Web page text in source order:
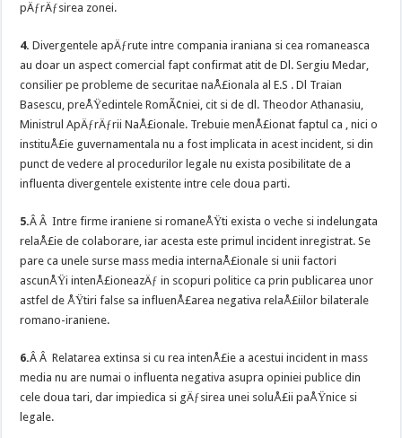
pÄƒrÄƒsirea zonei.
4. Divergentele apÄƒrute intre compania iraniana si cea romaneasca
au doar un aspect comercial fapt confirmat atit de Dl. Sergiu Medar,
consilier pe probleme de securitae naÅ£ionala al E.S . Dl Traian
Basescu, preÅŸedintele RomÃ¢niei, cit si de dl. Theodor Athanasiu,
Ministrul ApÄƒrÄƒrii NaÅ£ionale. Trebuie menÅ£ionat faptul ca , nici o
instituÅ£ie guvernamentala nu a fost implicata in acest incident, si din
punct de vedere al procedurilor legale nu exista posibilitate de a
influenta divergentele existente intre cele doua parti.
5.ÂÂIntre firme iraniene si romaneÅŸti exista o veche si indelungata
relaÅ£ie de colaborare, iar acesta este primul incident inregistrat. Se
pare ca unele surse mass media internaÅ£ionale si unii factori
ascunÅŸi intenÅ£ioneazÄƒ in scopuri politice ca prin publicarea unor
astfel de ÅŸtiri false sa influenÅ£area negativa relaÅ£iilor bilaterale
romano-iraniene.
6.ÂÂRelatarea extinsa si cu rea intenÅ£ie a acestui incident in mass
media nu are numai o influenta negativa asupra opiniei publice din
cele doua tari, dar impiedica si gÄƒsirea unei soluÅ£ii paÅŸnice si
legale.